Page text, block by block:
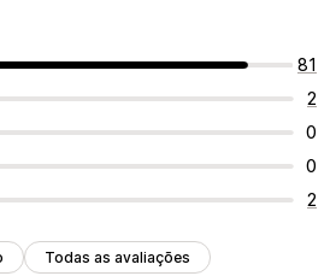
81
2
0
0
2
Todas as avaliações